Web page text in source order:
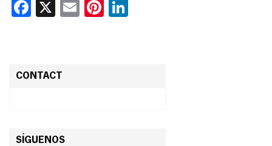
Facebook
X EmailPinterest
CONTACT
SÍGUENOS